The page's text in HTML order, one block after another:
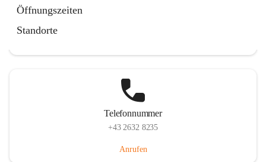
Öffnungszeiten
Standorte
Telefonnummer
+43 2632 8235
Anrufen